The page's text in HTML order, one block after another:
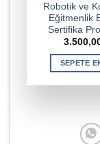
Robotik ve
Eğitmenlik
Sertifika
SEPETE